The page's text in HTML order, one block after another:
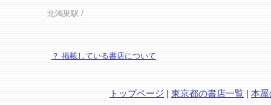
北鴻巣駅 /
？ 掲載している書店について
トップページ | 東京都の書店一覧 | 本